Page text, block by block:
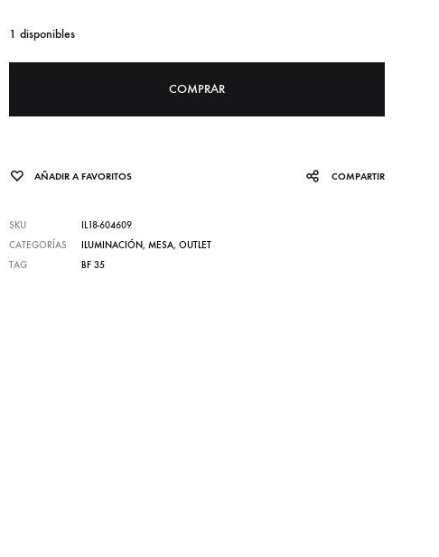
1 disponibles
COMPRAR
AÑADIR A FAVORITOS COMPARTIR
SKU
IL18-604609
CATEGORÍAS
ILUMINACIÓN, MESA, OUTLET
TAG
BF 35